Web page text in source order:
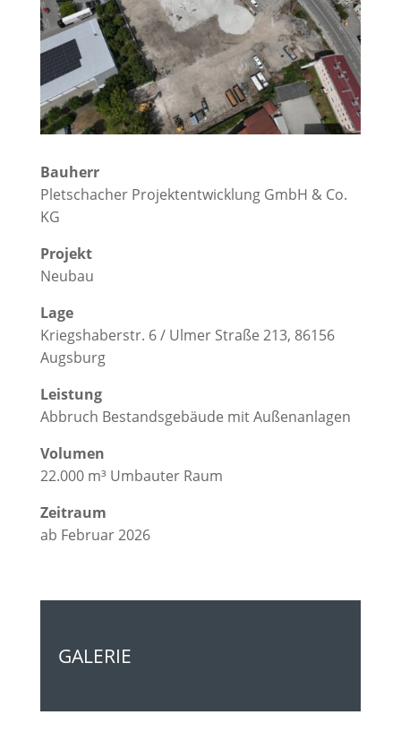
Bauherr
Pletschacher Projektentwicklung GmbH & Co.
KG
Projekt
Neubau
Lage
Kriegshaberstr. 6 / Ulmer Straße 213, 86156
Augsburg
Leistung
Abbruch Bestandsgebäude mit Außenanlagen
Volumen
22.000 m³ Umbauter Raum
Zeitraum
ab Februar 2026
GALERIE